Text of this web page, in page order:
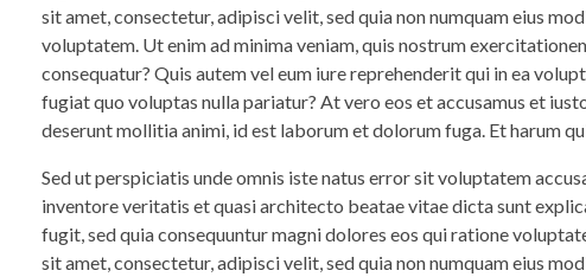
sit amet, consectetur, adipisci velit, sed quia non numquam eius
voluptatem. Ut enim ad minima veniam, quis nostrum
consequatur? Quis autem vel eum iure reprehenderit qui in ea
fugiat quo voluptas nulla pariatur? At vero eos et accusamus et
deserunt mollitia animi, id est laborum et dolorum fuga. Et harum
Sed ut perspiciatis unde omnis iste natus error sit voluptatem
inventore veritatis et quasi architecto beatae vitae dicta sunt
fugit, sed quia consequuntur magni dolores eos qui ratione
sit amet, consectetur, adipisci velit, sed quia non numquam eius